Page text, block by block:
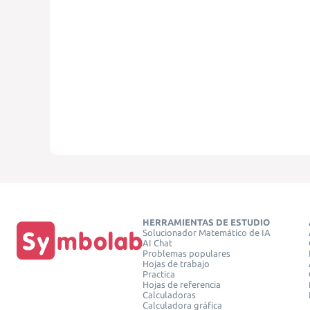
HERRAMIENTAS DE ESTUDIO
Solucionador Matemático de IA
AI Chat
Problemas populares
Hojas de trabajo
Practica
Hojas de referencia
Calculadoras
Calculadora gráfica